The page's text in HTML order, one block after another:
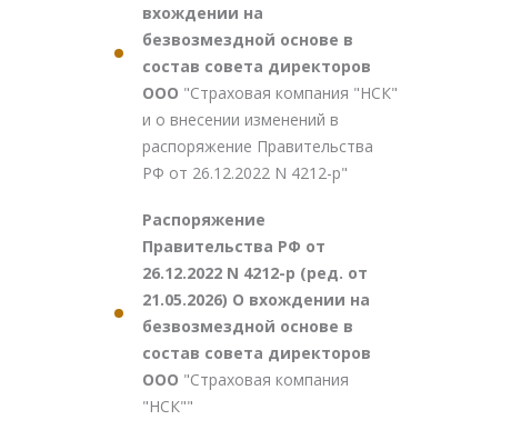
вхождении на
безвозмездной основе в
состав совета директоров
ООО "Страховая компания "НСК"
и о внесении изменений в
распоряжение Правительства
РФ от 26.12.2022 N 4212-р"
Распоряжение
Правительства РФ от
26.12.2022 N 4212-р (ред. от
21.05.2026) О вхождении на
безвозмездной основе в
состав совета директоров
ООО "Страховая компания
"НСК""